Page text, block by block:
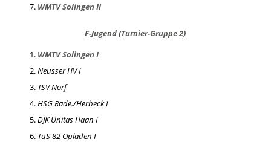
WMTV Solingen II
F-Jugend (Turnier-Gruppe 2)
WMTV Solingen I
Neusser HV I
TSV Norf
HSG Rade./Herbeck I
DJK Unitas Haan I
TuS 82 Opladen I